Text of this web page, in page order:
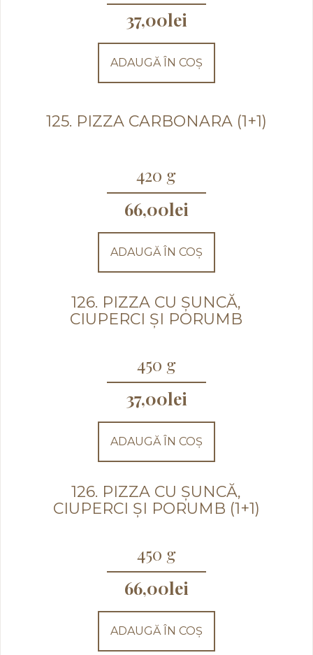
37,00lei
ADAUGĂ ÎN COȘ
125. PIZZA CARBONARA (1+1)
420 g
66,00lei
ADAUGĂ ÎN COȘ
126. PIZZA CU ȘUNCĂ,
CIUPERCI ȘI PORUMB
450 g
37,00lei
ADAUGĂ ÎN COȘ
126. PIZZA CU ȘUNCĂ,
CIUPERCI ȘI PORUMB (1+1)
450 g
66,00lei
ADAUGĂ ÎN COȘ